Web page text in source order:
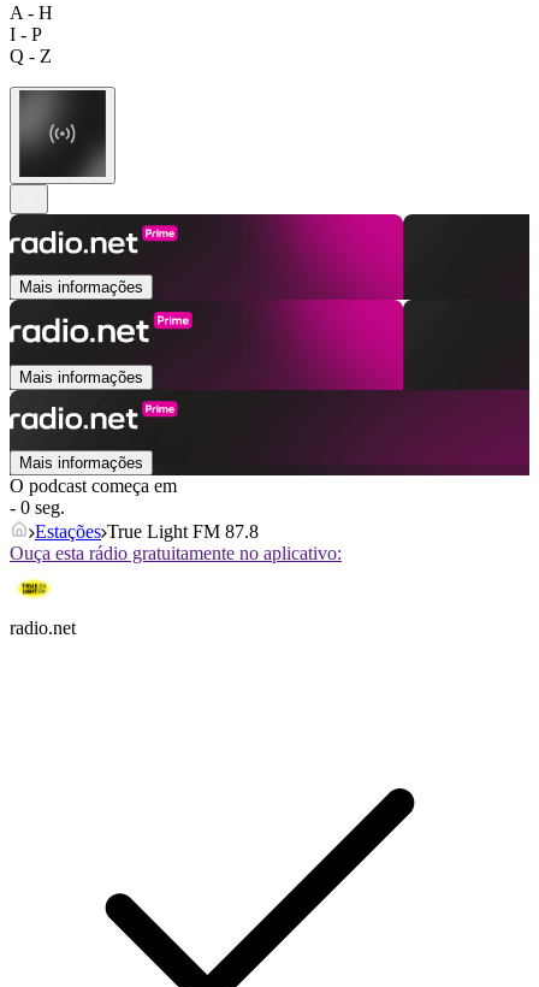
A - H
I - P
Q - Z
Mais informações
Mais informações
Mais informações
O podcast começa em
- 0 seg.
Estações True Light FM 87.8
Ouça esta rádio gratuitamente no aplicativo:
radio.net